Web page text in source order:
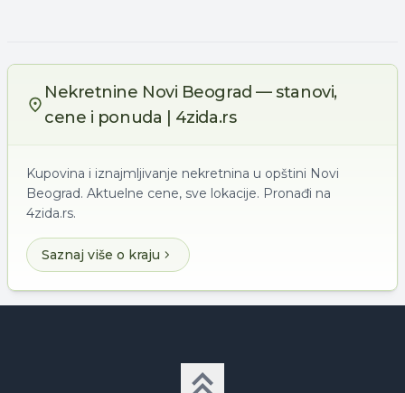
Nekretnine Novi Beograd — stanovi,
cene i ponuda | 4zida.rs
Kupovina i iznajmljivanje nekretnina u opštini Novi
Beograd. Aktuelne cene, sve lokacije. Pronađi na
4zida.rs.
Saznaj više o kraju